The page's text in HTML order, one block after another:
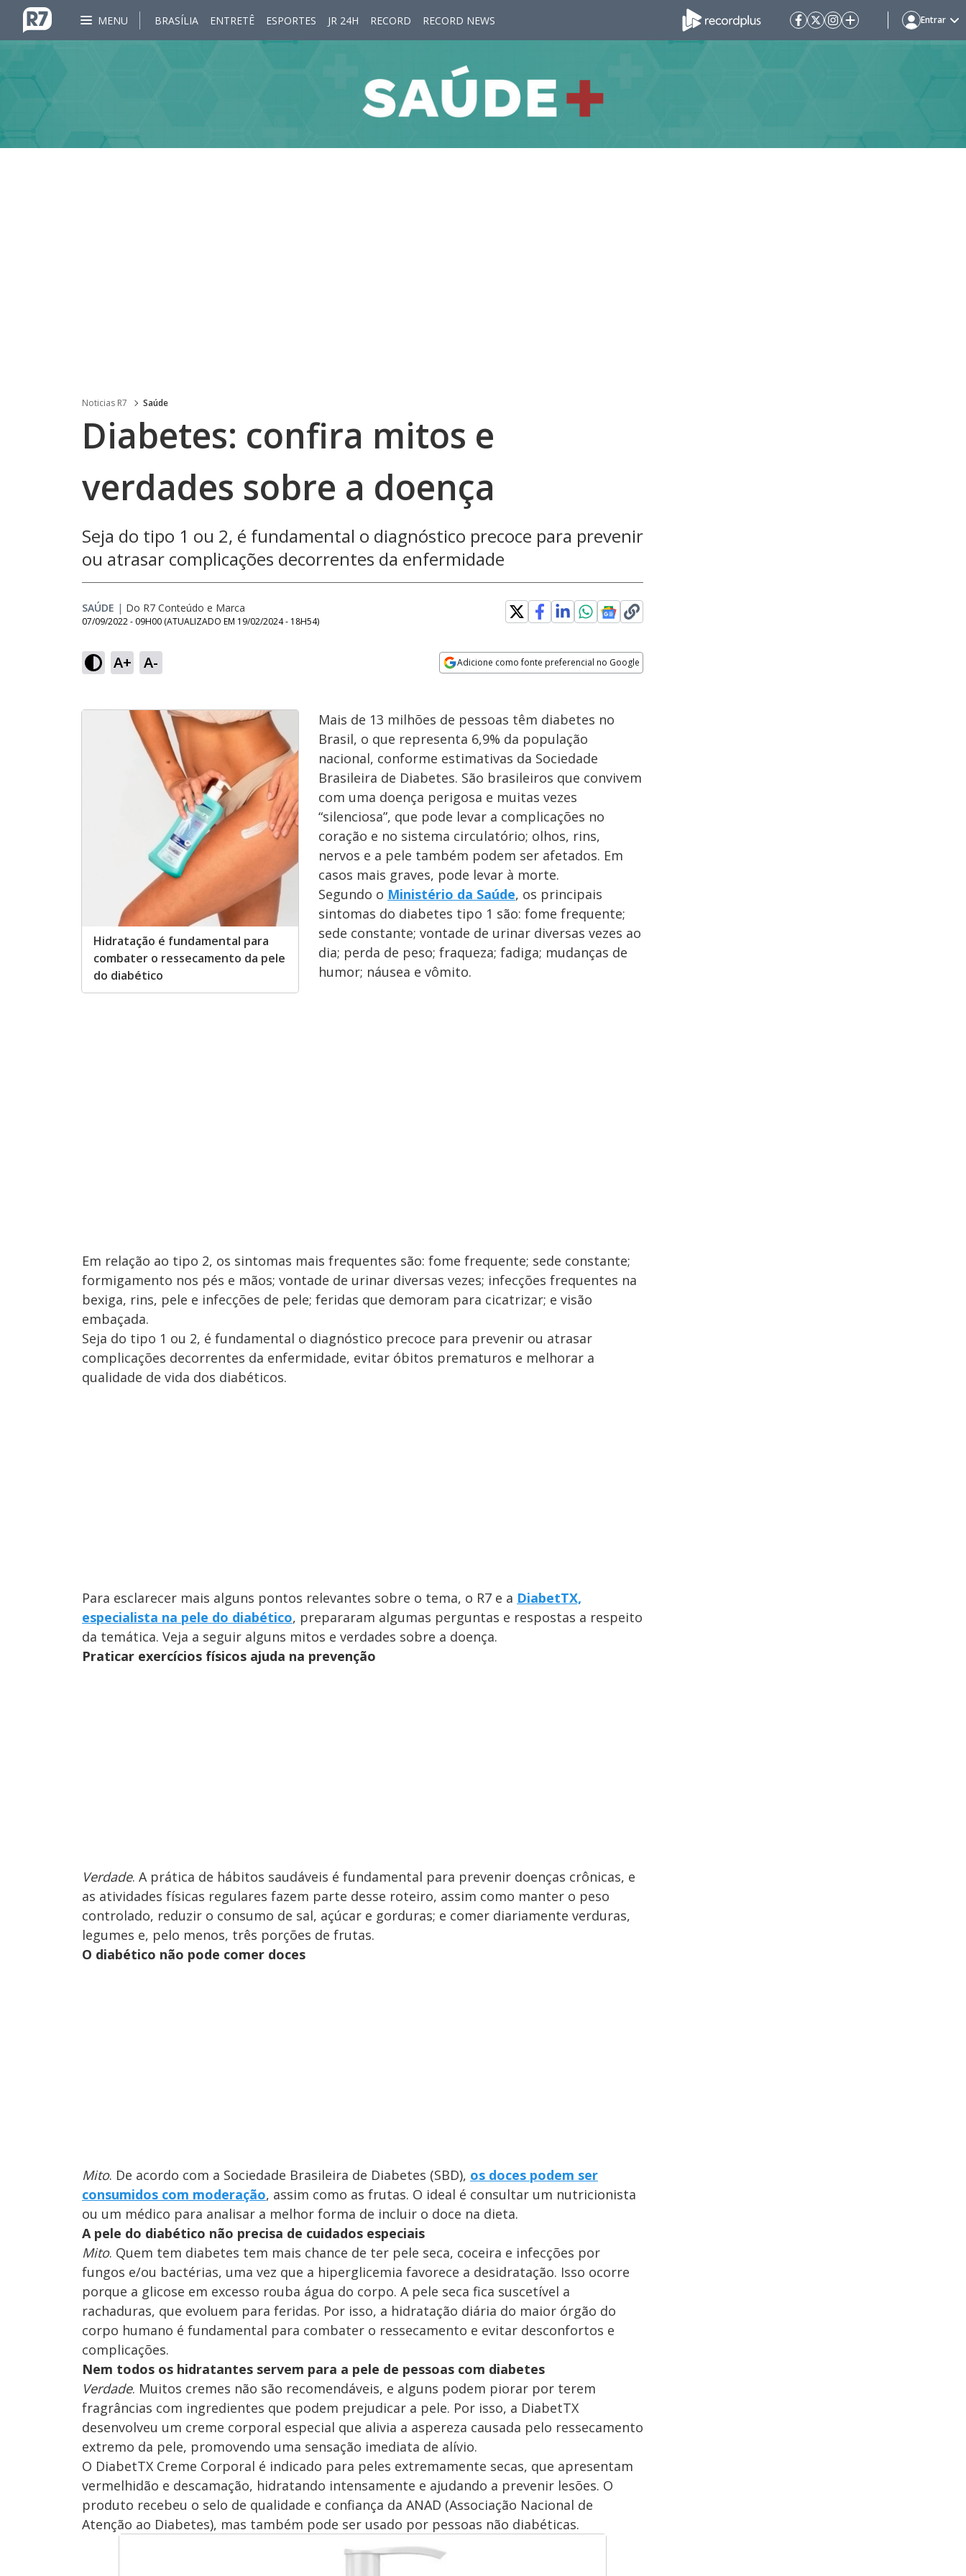
MENU BRASÍLIA ENTRETÊ ESPORTES JR 24H RECORD RECORD NEWS Entrar
Noticias R7 Saúde
Diabetes: confira mitos e
verdades sobre a doença
Seja do tipo 1 ou 2, é fundamental o diagnóstico precoce para prevenir
ou atrasar complicações decorrentes da enfermidade
SAÚDE | Do R7 Conteúdo e Marca
07/09/2022 - 09H00 (ATUALIZADO EM 19/02/2024 - 18H54)
A+ A- Adicione como fonte preferencial no Google
Hidratação é fundamental para
combater o ressecamento da pele
do diabético
Mais de 13 milhões de pessoas têm diabetes no
Brasil, o que representa 6,9% da população
nacional, conforme estimativas da Sociedade
Brasileira de Diabetes. São brasileiros que convivem
com uma doença perigosa e muitas vezes
“silenciosa”, que pode levar a complicações no
coração e no sistema circulatório; olhos, rins,
nervos e a pele também podem ser afetados. Em
casos mais graves, pode levar à morte.
Segundo o Ministério da Saúde, os principais
sintomas do diabetes tipo 1 são: fome frequente;
sede constante; vontade de urinar diversas vezes ao
dia; perda de peso; fraqueza; fadiga; mudanças de
humor; náusea e vômito.
Em relação ao tipo 2, os sintomas mais frequentes são: fome frequente; sede constante;
formigamento nos pés e mãos; vontade de urinar diversas vezes; infecções frequentes na
bexiga, rins, pele e infecções de pele; feridas que demoram para cicatrizar; e visão
embaçada.
Seja do tipo 1 ou 2, é fundamental o diagnóstico precoce para prevenir ou atrasar
complicações decorrentes da enfermidade, evitar óbitos prematuros e melhorar a
qualidade de vida dos diabéticos.
Para esclarecer mais alguns pontos relevantes sobre o tema, o R7 e a DiabetTX,
especialista na pele do diabético, prepararam algumas perguntas e respostas a respeito
da temática. Veja a seguir alguns mitos e verdades sobre a doença.
Praticar exercícios físicos ajuda na prevenção
Verdade. A prática de hábitos saudáveis é fundamental para prevenir doenças crônicas, e
as atividades físicas regulares fazem parte desse roteiro, assim como manter o peso
controlado, reduzir o consumo de sal, açúcar e gorduras; e comer diariamente verduras,
legumes e, pelo menos, três porções de frutas.
O diabético não pode comer doces
Mito. De acordo com a Sociedade Brasileira de Diabetes (SBD), os doces podem ser
consumidos com moderação, assim como as frutas. O ideal é consultar um nutricionista
ou um médico para analisar a melhor forma de incluir o doce na dieta.
A pele do diabético não precisa de cuidados especiais
Mito. Quem tem diabetes tem mais chance de ter pele seca, coceira e infecções por
fungos e/ou bactérias, uma vez que a hiperglicemia favorece a desidratação. Isso ocorre
porque a glicose em excesso rouba água do corpo. A pele seca fica suscetível a
rachaduras, que evoluem para feridas. Por isso, a hidratação diária do maior órgão do
corpo humano é fundamental para combater o ressecamento e evitar desconfortos e
complicações.
Nem todos os hidratantes servem para a pele de pessoas com diabetes
Verdade. Muitos cremes não são recomendáveis, e alguns podem piorar por terem
fragrâncias com ingredientes que podem prejudicar a pele. Por isso, a DiabetTX
desenvolveu um creme corporal especial que alivia a aspereza causada pelo ressecamento
extremo da pele, promovendo uma sensação imediata de alívio.
O DiabetTX Creme Corporal é indicado para peles extremamente secas, que apresentam
vermelhidão e descamação, hidratando intensamente e ajudando a prevenir lesões. O
produto recebeu o selo de qualidade e confiança da ANAD (Associação Nacional de
Atenção ao Diabetes), mas também pode ser usado por pessoas não diabéticas.